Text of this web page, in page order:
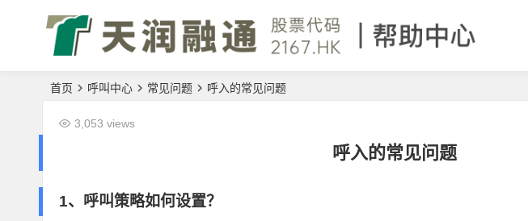
首页 呼叫中心 常见问题 呼入的常见问题
呼入的常见问题
3,053 views
1、呼叫策略如何设置？